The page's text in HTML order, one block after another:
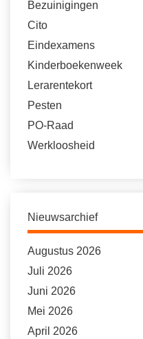
Bezuinigingen
Cito
Eindexamens
Kinderboekenweek
Lerarentekort
Pesten
PO-Raad
Werkloosheid
Nieuwsarchief
Augustus 2026
Juli 2026
Juni 2026
Mei 2026
April 2026